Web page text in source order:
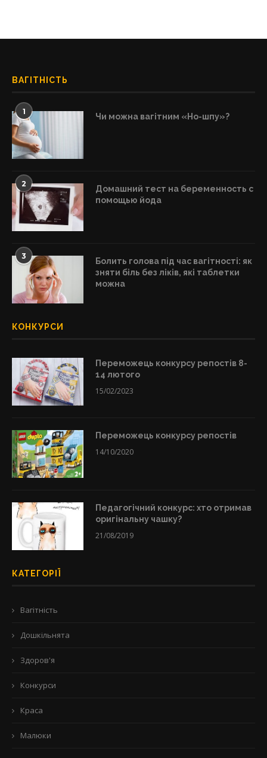
ВАГІТНІСТЬ
1 Чи можна вагітним «Но-шпу»?
2
Домашний тест на беременность с
помощью йода
3
Болить голова під час вагітності: як
зняти біль без ліків, які таблетки
можна
КОНКУРСИ
Переможець конкурсу репостів 8-
14 лютого
15/02/2023
Переможець конкурсу репостів
14/10/2020
Педагогічний конкурс: хто отримав
оригінальну чашку?
21/08/2019
КАТЕГОРІЇ
Вагітність
Дошкільнята
Здоров'я
Конкурси
Краса
Малюки